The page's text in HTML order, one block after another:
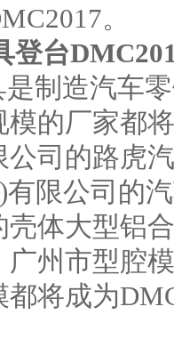
。
登台
制造汽车
模的厂家都
司的路虎
限公司的
体大型铝
州市型腔
将成为